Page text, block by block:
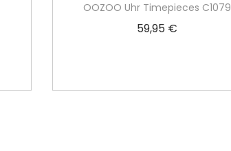
OOZOO Uhr Timepieces C1079
59,95 €